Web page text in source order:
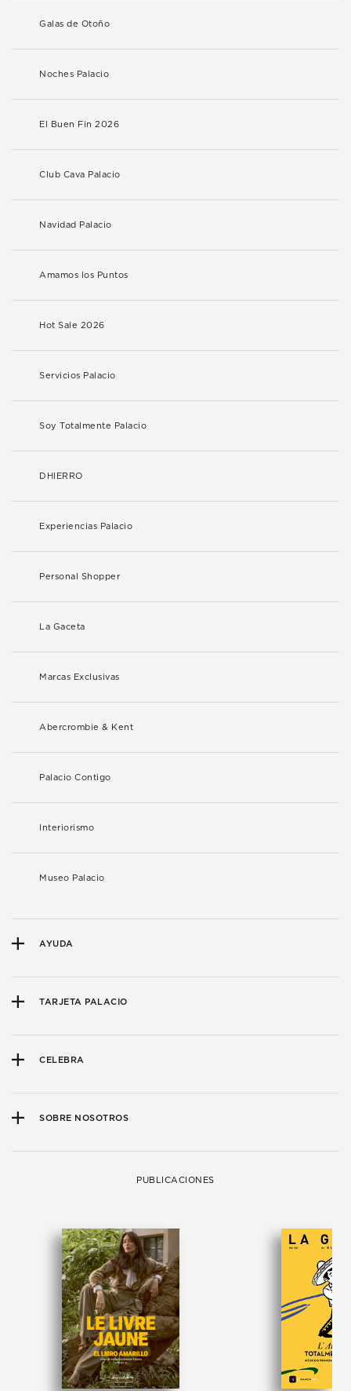
Galas de Otoño
Noches Palacio
El Buen Fin 2026
Club Cava Palacio
Navidad Palacio
Amamos los Puntos
Hot Sale 2026
Servicios Palacio
Soy Totalmente Palacio
DHIERRO
Experiencias Palacio
Personal Shopper
La Gaceta
Marcas Exclusivas
Abercrombie & Kent
Palacio Contigo
Interiorismo
Museo Palacio
AYUDA
TARJETA PALACIO
CELEBRA
SOBRE NOSOTROS
PUBLICACIONES